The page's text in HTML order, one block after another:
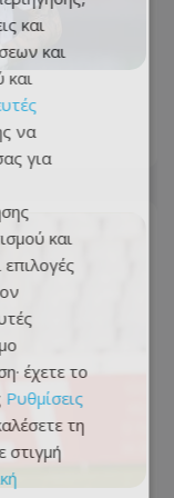
και
και
και
να
για
και
έχετε το
Ρυθμίσεις
τη
στιγμή